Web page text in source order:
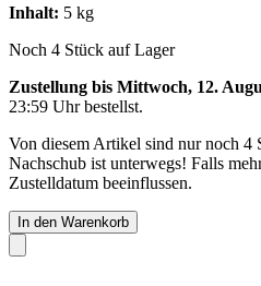
Inhalt: 5 kg
Noch 4 Stück auf Lager
Zustellung bis Mittwoch, 12.
23:59 Uhrbestellst.
Von diesem Artikel sind nur noch 4
Nachschub ist unterwegs! Falls
Zustelldatum beeinflussen.
In den Warenkorb